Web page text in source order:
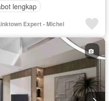
lengkap
Expert - Michel